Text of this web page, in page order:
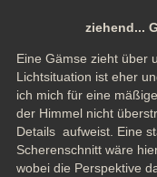
ziehend...
Eine Gämse zieht über
Lichtsituation ist eher
ich mich für eine
der Himmel nicht
Details  aufweist. Eine
Scherenschnitt wäre
wobei die Perspektive